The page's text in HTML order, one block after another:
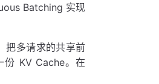
Batching 实现
把多请求的共享前
KV Cache。在